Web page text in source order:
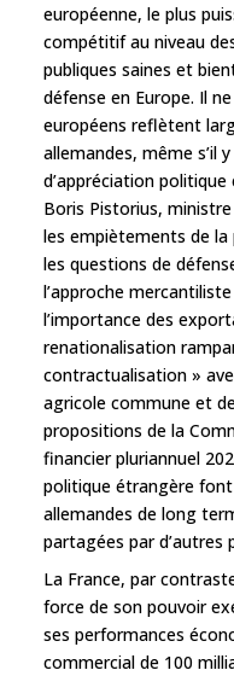
européenne, le plus
compétitif au niveau
publiques saines et
défense en Europe. Il
européens reflètent
allemandes, même s’il
d’appréciation
Boris Pistorius,
les empiètements de
les questions de
l’approche
l’importance des
renationalisation
contractualisation »
agricole commune et
propositions de la
financier pluriannuel
politique étrangère
allemandes de long
partagées par d’autres
La France, par
force de son pouvoir
ses performances
commercial de 100